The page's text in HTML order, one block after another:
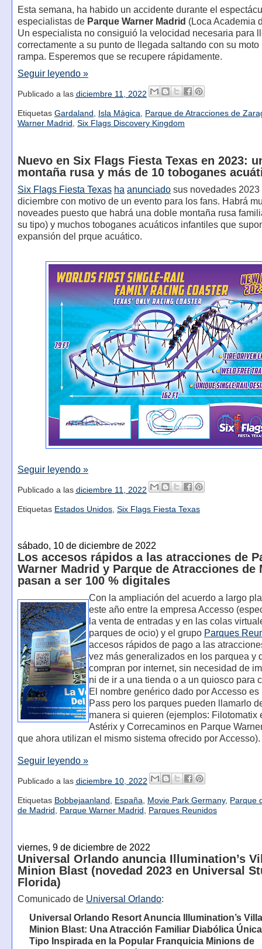
Esta semana, ha habido un accidente durante el
especialistas de Parque Warner Madrid (Loca Academia
Un especialista no consiguió la velocidad necesaria para
correctamente a su punto de llegada saltando con su moto
rampa. Esperemos que se recupere rápidamente.
Seguir leyendo »
Publicado a las diciembre 11, 2022
Etiquetas Gardaland Isla Mágica
Parque de Atracciones de
Warner Madrid
Six Flags Discovery Kingdom
Nuevo en Six Flags Fiesta Texas en 2023:
montaña rusa y más de 10 toboganes
Six Flags Fiesta Texas ha anunciadosus novedades 2023
diciembre con motivo de un evento para los fans. Habrá
noveades puesto que habrá una doble montaña rusa
su tipo) y muchos toboganes acuáticos infantiles que
expansión del prque acuático.
Seguir leyendo »
Publicado a las diciembre 11, 2022
Etiquetas Estados Unidos, Six Flags Fiesta Texas
sábado, 10 de diciembre de 2022
Los accesos rápidos a las atracciones de
Warner Madrid y Parque de Atracciones de
pasan a ser 100 % digitales
Con la ampliación del acuerdo a largo
este año entre la empresa Accesso
la venta de entradas y en las colas
parques de ocio) y el grupo Parques
accesos rápidos de pago a las
vez más generalizados en los parquea y
compran por internet, sin necesidad de
ni de ir a una tienda o a un quiosco para
El nombre genérico dado por Accesso es
Pass pero los parques pueden llamarlo
manera si quieren (ejemplos: Filotomatix
Astérix y Correcaminos en Parque
que ahora utilizan el mismo sistema ofrecido por Accesso).
Seguir leyendo »
Publicado a las diciembre 10, 2022
Etiquetas Bobbejaanland , España, Movie Park Germany, Parque
de Madrid , Parque Warner Madrid , Parques Reunidos
viernes, 9 de diciembre de 2022
Universal Orlando anuncia Illumination’s
Minion Blast (novedad 2023 en Universal
Florida)
Comunicado de Universal Orlando:
Universal Orlando Resort Anuncia Illumination’s
Minion Blast: Una Atracción Familiar Diabólica
Tipo Inspirada en la Popular Franquicia Minions de